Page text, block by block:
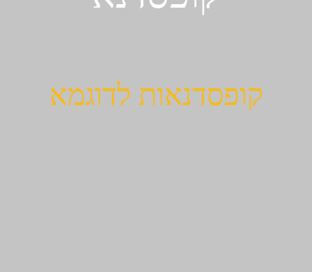
קופסדנאות לדוגמא